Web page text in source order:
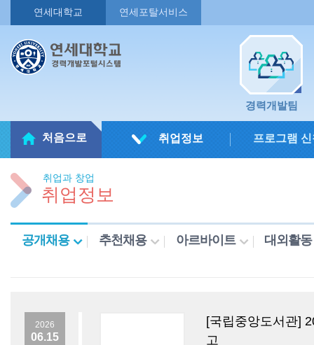
연세대학교 연세포탈서비스
경력개발팀
처음으로 취업정보 프로그램
취업과 창업
취업정보
공개채용 추천채용 아르바이트 대외활동
2026
06.15
[국립중앙도서관]
고